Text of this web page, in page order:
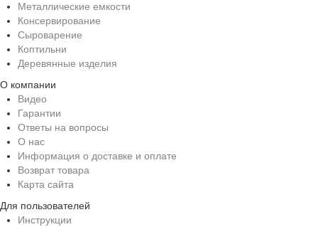
Металлические емкости
Консервирование
Сыроварение
Коптильни
Деревянные изделия
О компании
Видео
Гарантии
Ответы на вопросы
О нас
Информация о доставке и оплате
Возврат товара
Карта сайта
Для пользователей
Инструкции